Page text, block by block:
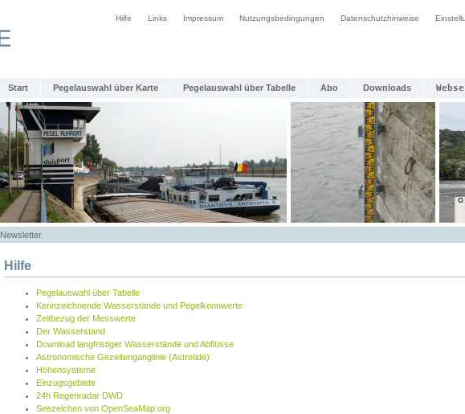
Hilfe Links Impressum Nutzungsbedingungen Datenschutzhinweise
Start Pegelauswahl über Karte Pegelauswahl über Tabelle Abo Downloads
Newsletter
Hilfe
Pegelauswahl über Tabelle
Kennzeichnende Wasserstände und Pegelkennwerte
Zeitbezug der Messwerte
Der Wasserstand
Download langfristiger Wasserstände und Abflüsse
Astronomische Gezeitenganglinie (Astrotide)
Höhensysteme
Einzugsgebiete
24h Regenradar DWD
Seezeichen von OpenSeaMap.org